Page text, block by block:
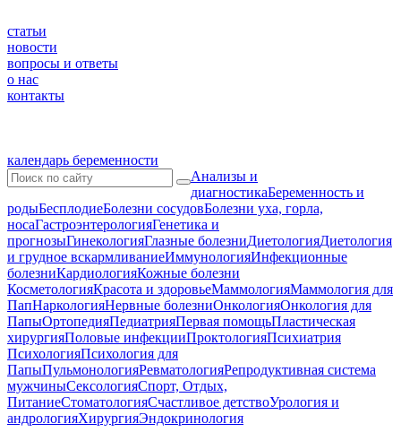
статьи
новости
вопросы и ответы
о нас
контакты
календарь беременности
Анализы и
диагностикаБеременность и
родыБесплодиеБолезни сосудовБолезни уха, горла,
носаГастроэнтерологияГенетика и
прогнозыГинекологияГлазные болезниДиетологияДиетология
и грудное вскармливаниеИммунологияИнфекционные
болезниКардиологияКожные болезни
КосметологияКрасота и здоровьеМаммологияМаммология для
ПапНаркологияНервные болезниОнкологияОнкология для
ПапыОртопедияПедиатрияПервая помощьПластическая
хирургияПоловые инфекцииПроктологияПсихиатрия
ПсихологияПсихология для
ПапыПульмонологияРевматологияРепродуктивная система
мужчиныСексологияСпорт, Отдых,
ПитаниеСтоматологияСчастливое детствоУрология и
андрологияХирургияЭндокринология